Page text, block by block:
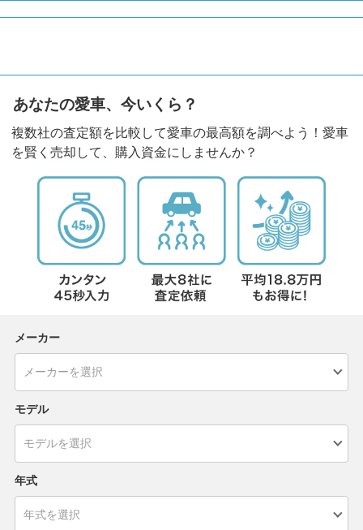
あなたの愛車、今いくら？
複数社の査定額を比較して愛車の最高額を調べよう！愛車
を賢く売却して、購入資金にしませんか？
メーカー
モデル
年式